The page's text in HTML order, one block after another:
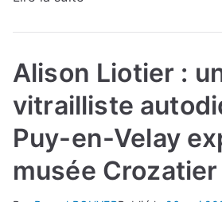
Alison Liotier :
vitrailliste
Puy-en-Velay
musée Crozatier